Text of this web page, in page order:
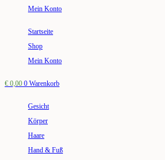
Mein Konto
Startseite
Shop
Mein Konto
€ 0,00 0 Warenkorb
Gesicht
Körper
Haare
Hand & Fuß